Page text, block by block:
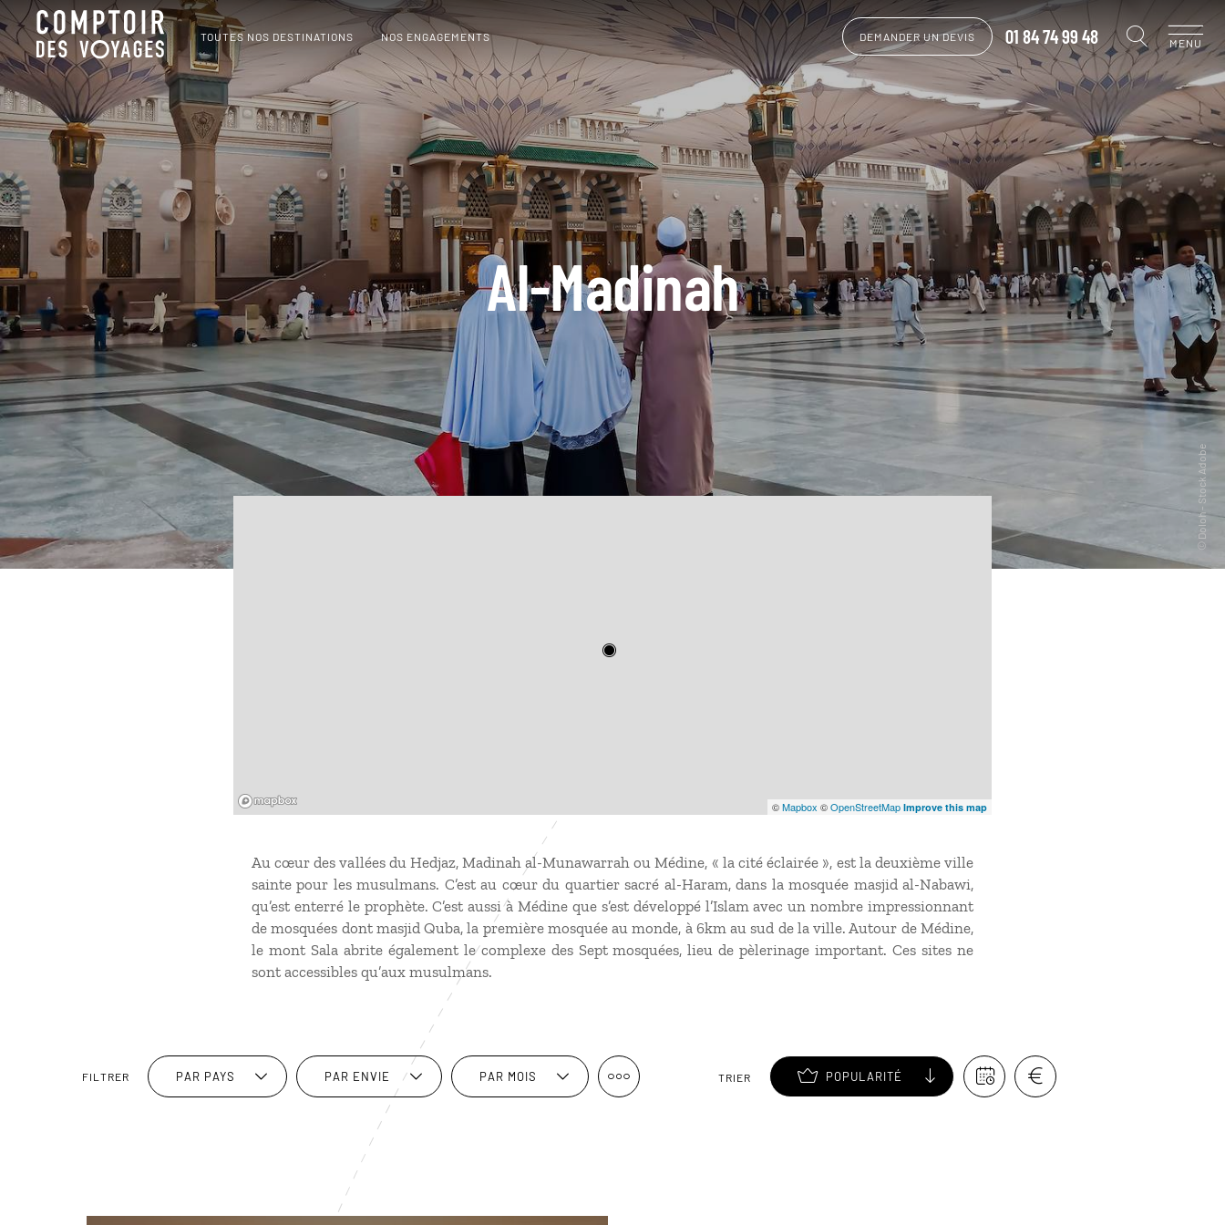
TOUTES NOS DESTINATIONS NOS ENGAGEMENTS DEMANDER UN DEVIS 01 84 74 99 48 MENU
Al-Madinah
©Mapbox ©OpenStreetMap Improve this map
Au cœur des vallées du Hedjaz, Madinah al-Munawarrah ou Médine, « la cité éclairée », est la deuxième ville
sainte pour les musulmans. C’est au cœur du quartier sacré al-Haram, dans la mosquée masjid al-Nabawi,
qu’est enterré le prophète. C’est aussi à Médine que s’est développé l’Islam avec un nombre impressionnant
de mosquées dont masjid Quba, la première mosquée au monde, à 6km au sud de la ville. Autour de Médine,
le mont Sala abrite également le complexe des Sept mosquées, lieu de pèlerinage important. Ces sites ne
sont accessibles qu’aux musulmans.
FILTRER PAR PAYS PAR ENVIE PAR MOIS TRIER POPULARITÉ